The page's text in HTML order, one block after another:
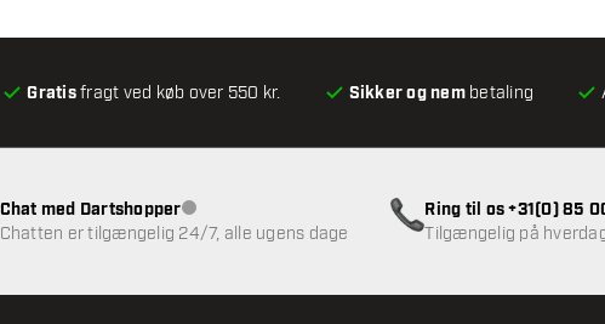
Gratisfragt ved køb over 550 kr. Sikker og nembetaling
Chat med DartshopperKundeservice ikke tilgængelig
Chatten er tilgængelig 24/7, alle ugens dage
Ring til os +31(0) 85
Tilgængelig på